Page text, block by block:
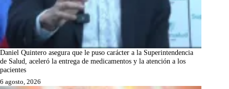
Daniel Quintero asegura que le puso carácter a la Superintendencia
de Salud, aceleró la entrega de medicamentos y la atención a los
pacientes
6 agosto, 2026